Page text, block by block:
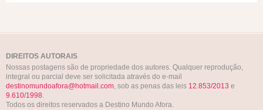
DIREITOS AUTORAIS
Nossas postagens são de propriedade dos autores. Qualquer reprodução,
integral ou parcial deve ser solicitada através do e-mail
destinomundoafora@hotmail.com, sob as penas das leis 12.853/2013 e
9.610/1998.
Todos os direitos reservados a Destino Mundo Afora.